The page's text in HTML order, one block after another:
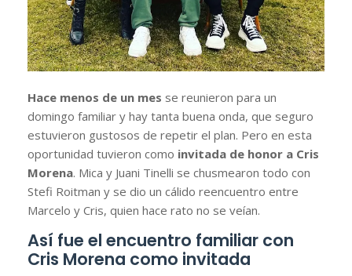
Hace menos de un mes se reunieron para un
domingo familiar y hay tanta buena onda, que seguro
estuvieron gustosos de repetir el plan. Pero en esta
oportunidad tuvieron como invitada de honor a Cris
Morena. Mica y Juani Tinelli se chusmearon todo con
Stefi Roitman y se dio un cálido reencuentro entre
Marcelo y Cris, quien hace rato no se veían.
Así fue el encuentro familiar con
Cris Morena como invitada